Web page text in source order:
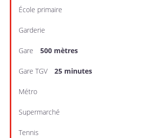
École primaire
Garderie
Gare 500 mètres
Gare TGV 25 minutes
Métro
Supermarché
Tennis